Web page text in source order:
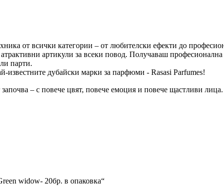
от всички категории – от любителски ефекти до
артикули за всеки повод. Получаваш
парти.
известните дубайски марки за парфюми - Rasasi Parfumes!
– с повече цвят, повече емоция и повече щастливи лица.
widow- 20бр. в опаковка“